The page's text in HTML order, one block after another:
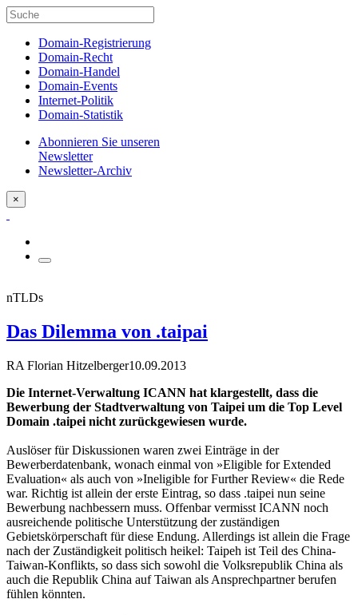
Domain-Registrierung
Domain-Recht
Domain-Handel
Domain-Events
Internet-Politik
Domain-Statistik
Abonnieren Sie unseren
Newsletter
Newsletter-Archiv
×
nTLDs
Das Dilemma von .taipai
RA Florian Hitzelberger10.09.2013
Die Internet-Verwaltung ICANN hat klargestellt, dass die
Bewerbung der Stadtverwaltung von Taipei um die Top Level
Domain .taipei nicht zurückgewiesen wurde.
Auslöser für Diskussionen waren zwei Einträge in der
Bewerberdatenbank, wonach einmal von »Eligible for Extended
Evaluation« als auch von »Ineligible for Further Review« die Rede
war. Richtig ist allein der erste Eintrag, so dass .taipei nun seine
Bewerbung nachbessern muss. Offenbar vermisst ICANN noch
ausreichende politische Unterstützung der zuständigen
Gebietskörperschaft für diese Endung. Allerdings ist allein die Frage
nach der Zuständigkeit politisch heikel: Taipeh ist Teil des China-
Taiwan-Konflikts, so dass sich sowohl die Volksrepublik China als
auch die Republik China auf Taiwan als Ansprechpartner berufen
fühlen könnten.